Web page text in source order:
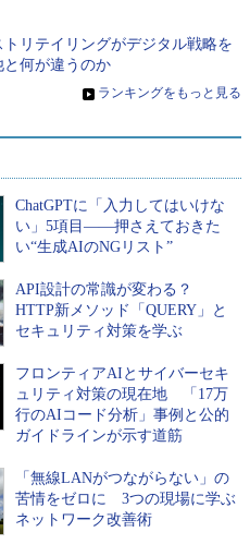
トリテイリングがデジタル戦略を
と何が違うのか
» ランキングをもっと見る
ChatGPTに「入力してはいけな
い」5項目――押さえておきた
い“生成AIのNGリスト”
API設計の常識が変わる？
HTTP新メソッド「QUERY」と
セキュリティ対策を学ぶ
フロンティアAIとサイバーセキ
ュリティ対策の現在地 「17万
行のAIコード分析」事例と公的
ガイドラインが示す道筋
「無線LANがつながらない」の
苦情をゼロに 3つの現場に学ぶ
ネットワーク改善術